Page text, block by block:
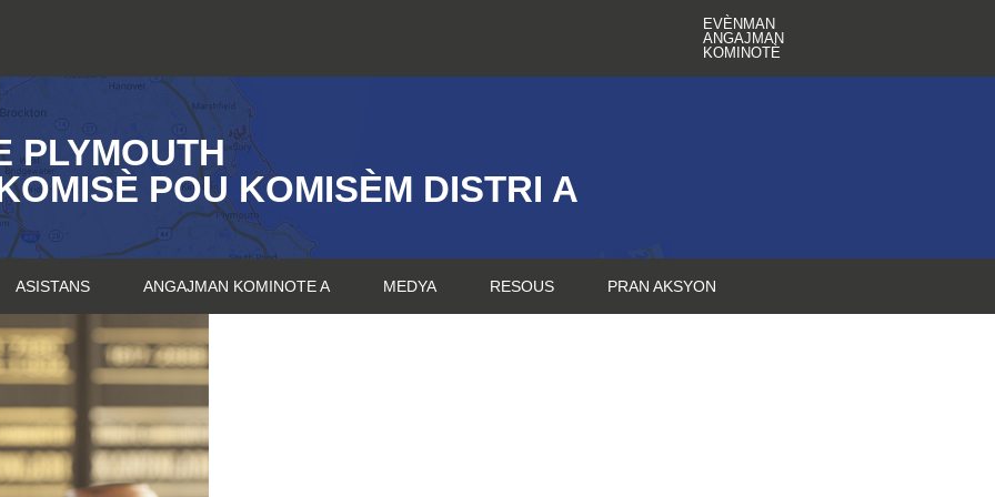
EVÈNMAN
ANGAJMAN
KOMINOTÈ
PLYMOUTH
POU KOMISÈM DISTRI A
ASISTANS ANGAJMAN KOMINOTE A MEDYA RESOUS PRAN AKSYON